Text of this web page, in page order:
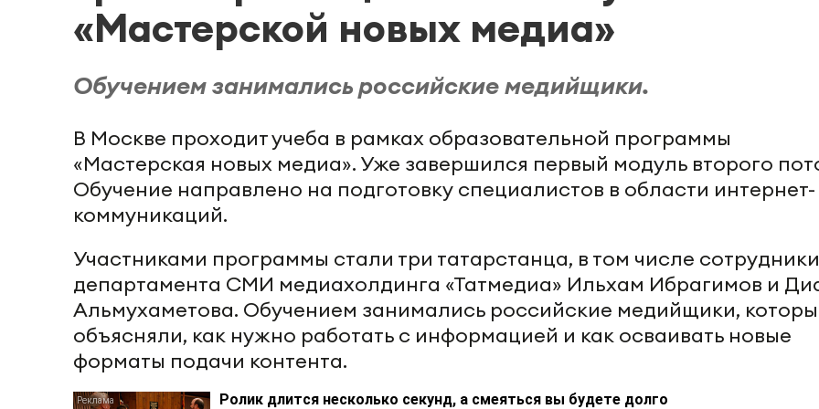
«Мастерской новых медиа»
Обучением занимались российские медийщики.
В Москве проходит учеба в рамках образовательной программы
«Мастерская новых медиа». Уже завершился первый модуль второго
Обучение направлено на подготовку специалистов в области интернет-
коммуникаций.
Участниками программы стали три татарстанца, в том числе сотрудники
департамента СМИ медиахолдинга «Татмедиа» Ильхам Ибрагимов и
Альмухаметова. Обучением занимались российские медийщики,
объясняли, как нужно работать с информацией и как осваивать новые
форматы подачи контента.
Ролик длится несколько секунд, а смеяться вы будете долго